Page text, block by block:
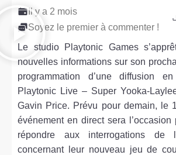
Il y a 2 mois
Soyez le premier à commenter !
Le studio Playtonic Games
nouvelles informations sur son
programmation d’une diffusion
Playtonic Live – Super Yooka-
Gavin Price. Prévu pour demain, le
événement en direct sera l’occasion
répondre aux interrogations de
concernant leur nouveau jeu de